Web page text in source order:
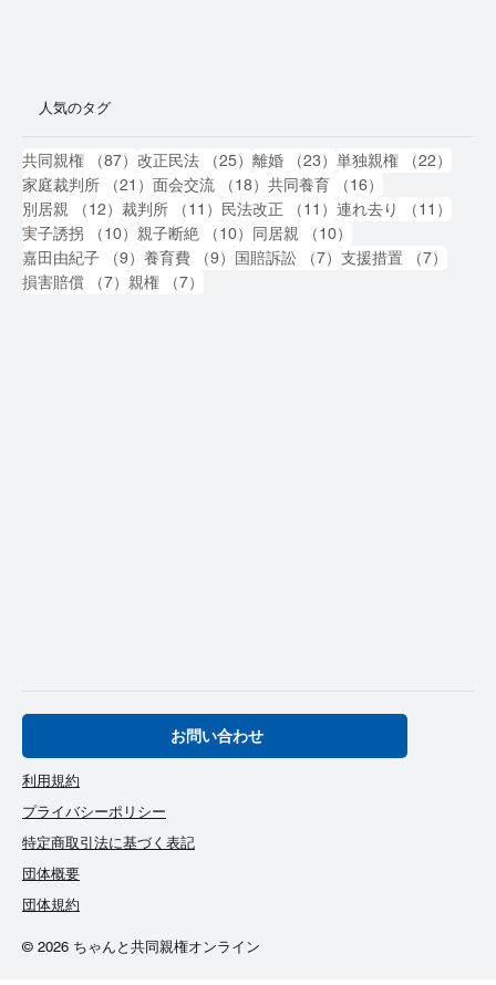
人気のタグ
共同親権 （87） 87件の記事
改正民法 （25） 25件の記事
離婚 （23） 23件の記事
単独親権 （22）
家庭裁判所
（21） 21件の記事
面会交流 （18） 18件の記事
共同養育 （16）
別居親
（12） 12件の記事
裁判所 （11） 11件の記事
民法改正 （11） 11件の記事
連れ去り （11）
実子誘拐
（10） 10件の記事
親子断絶 （10） 10件の記事
同居親 （10）
嘉田由紀子
（9） 9件の記事
養育費 （9） 9件の記事
国賠訴訟 （7） 7件の記事
支援措置 （7）
損害賠償
（7） 7件の記事
親権 （7）
お問い合わせ
利用規約
プライバシーポリシー
特定商取引法に基づく表記
団体概要
団体規約
© 2026 ちゃんと共同親権オンライン